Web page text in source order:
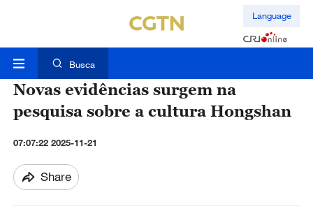
Language
Busca
Novas evidências surgem na
pesquisa sobre a cultura Hongshan
07:07:22 2025-11-21
Share